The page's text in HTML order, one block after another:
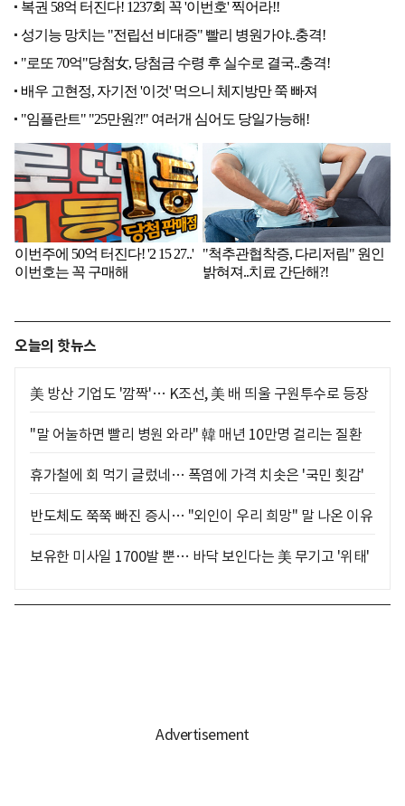
오늘의 핫뉴스
美 방산 기업도 '깜짝'… K조선, 美 배 띄울 구원투수로 등장
"말 어눌하면 빨리 병원 와라" 韓 매년 10만명 걸리는 질환
휴가철에 회 먹기 글렀네… 폭염에 가격 치솟은 '국민 횟감'
반도체도 쭉쭉 빠진 증시… "외인이 우리 희망" 말 나온 이유
보유한 미사일 1700발 뿐… 바닥 보인다는 美 무기고 '위태'